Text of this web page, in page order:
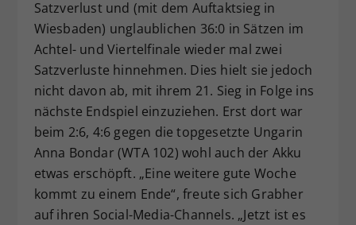
Satzverlust und (mit dem Auftaktsieg in
Wiesbaden) unglaublichen 36:0 in Sätzen im
Achtel- und Viertelfinale wieder mal zwei
Satzverluste hinnehmen. Dies hielt sie jedoch
nicht davon ab, mit ihrem 21. Sieg in Folge ins
nächste Endspiel einzuziehen. Erst dort war
beim 2:6, 4:6 gegen die topgesetzte Ungarin
Anna Bondar (WTA 102) wohl auch der Akku
etwas erschöpft. „Eine weitere gute Woche
kommt zu einem Ende“, freute sich Grabher
auf ihren Social-Media-Channels. „Jetzt ist es